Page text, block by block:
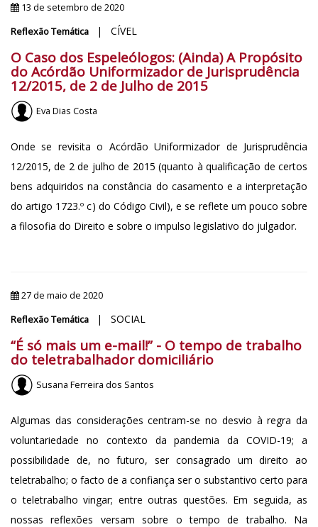
13 de setembro de 2020
Reflexão Temática
| CÍVEL
O Caso dos Espeleólogos: (Ainda) A Propósito
do Acórdão Uniformizador de Jurisprudência
12/2015, de 2 de Julho de 2015
Eva Dias Costa
Onde se revisita o Acórdão Uniformizador de Jurisprudência
12/2015, de 2 de julho de 2015 (quanto à qualificação de certos
bens adquiridos na constância do casamento e a interpretação
do artigo 1723.º c) do Código Civil), e se reflete um pouco sobre
a filosofia do Direito e sobre o impulso legislativo do julgador.
27 de maio de 2020
Reflexão Temática
| SOCIAL
“É só mais um e-mail!” - O tempo de trabalho
do teletrabalhador domiciliário
Susana Ferreira dos Santos
Algumas das considerações centram-se no desvio à regra da
voluntariedade no contexto da pandemia da COVID-19; a
possibilidade de, no futuro, ser consagrado um direito ao
teletrabalho; o facto de a confiança ser o substantivo certo para
o teletrabalho vingar; entre outras questões. Em seguida, as
nossas reflexões versam sobre o tempo de trabalho. Na